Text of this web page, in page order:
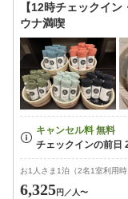
【12時チェックイ
ウナ満喫
お1人さま1泊（2名1室利用
6,325円 ／人〜